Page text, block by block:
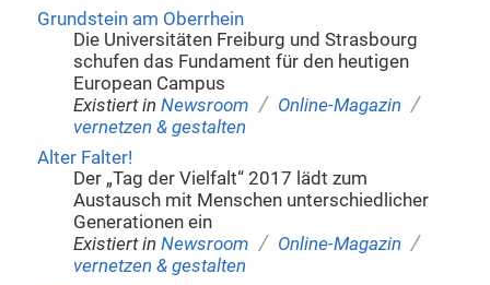
Grundstein am Oberrhein
Die Universitäten Freiburg und Strasbourg
schufen das Fundament für den heutigen
European Campus
Existiert in Newsroom / Online-Magazin /
vernetzen & gestalten
Alter Falter!
Der „Tag der Vielfalt“ 2017 lädt zum
Austausch mit Menschen unterschiedlicher
Generationen ein
Existiert in Newsroom / Online-Magazin /
vernetzen & gestalten